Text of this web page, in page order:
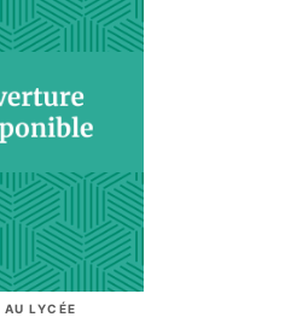
LYCÉE